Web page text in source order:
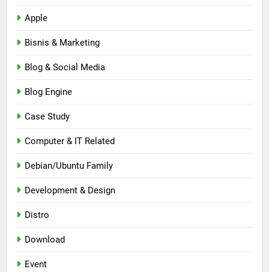
Apple
Bisnis & Marketing
Blog & Social Media
Blog Engine
Case Study
Computer & IT Related
Debian/Ubuntu Family
Development & Design
Distro
Download
Event